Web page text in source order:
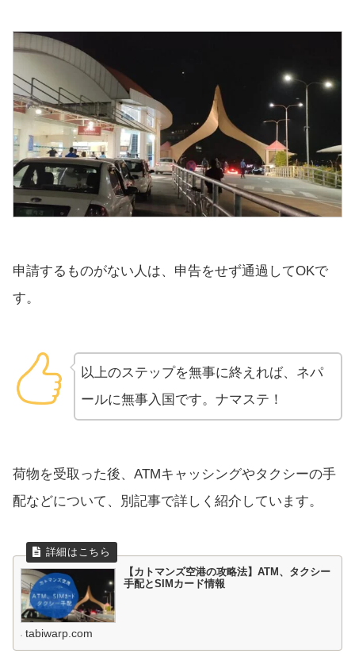
申請するものがない人は、申告をせず通過してOKで
す。
以上のステップを無事に終えれば、ネパ
ールに無事入国です。ナマステ！
荷物を受取った後、ATMキャッシングやタクシーの手
配などについて、別記事で詳しく紹介しています。
【カトマンズ空港の攻略法】ATM、タクシー
手配とSIMカード情報
tabiwarp.com